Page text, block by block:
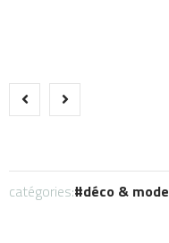
catégories: déco & mode